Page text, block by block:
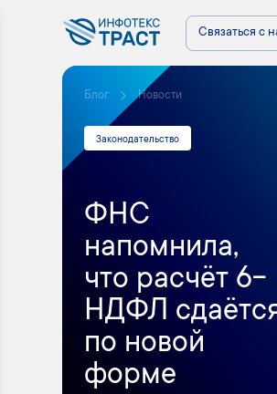
Связаться с
Блог Новости
Законодательство
ФНС
напомнила,
что расчёт 6-
НДФЛ
по новой
форме